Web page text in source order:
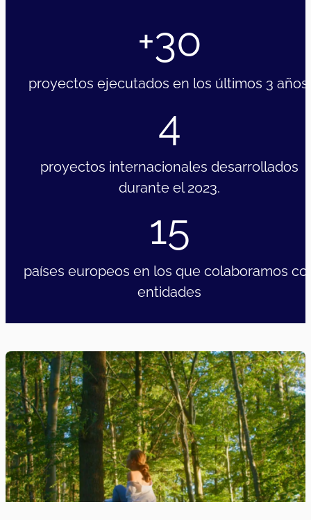
+30
proyectos ejecutados en los últimos 3 años.
4
proyectos internacionales desarrollados
durante el 2023.
15
países europeos en los que colaboramos
entidades